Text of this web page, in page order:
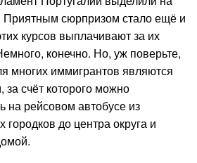
Приятным сюрпризом стало ещё и
курсов выплачивают за их
конечно. Но, уж поверьте,
многих иммигрантов являются
счёт которого можно
на рейсовом автобусе из
городков до центра округа и